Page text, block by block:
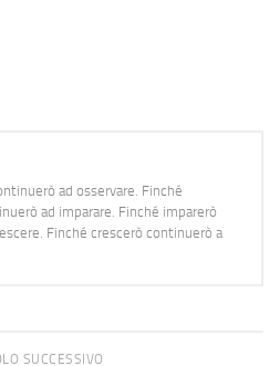
ad osservare. Finché
ad imparare. Finché imparerò
Finché crescerò continuerò a
SUCCESSIVO